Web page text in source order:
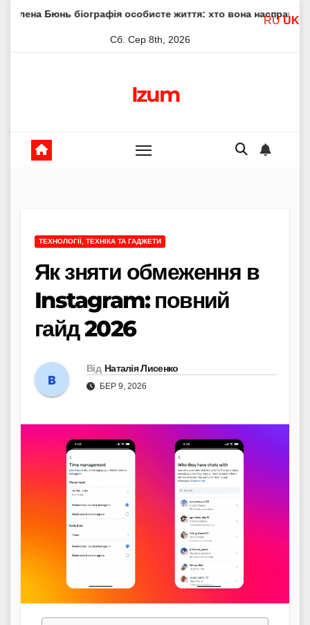
особисте життя: хто вона насправді Елена
Сб. Сер 8th, 2026
Izum
ТЕХНОЛОГІЇ, ТЕХНІКА ТА ГАДЖЕТИ
Як зняти обмеження в
Instagram: повний
гайд 2026
Від Наталія Лисенко
БЕР 9, 2026
RU UK